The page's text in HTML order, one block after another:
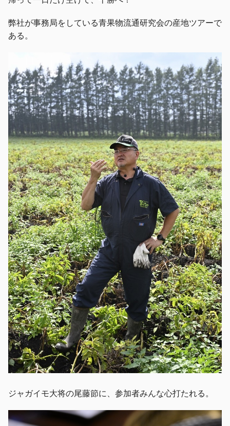
弊社が事務局をしている青果物流通研究会の産地ツアーで
ある。
ジャガイモ大将の尾藤節に、参加者みんな心打たれる。